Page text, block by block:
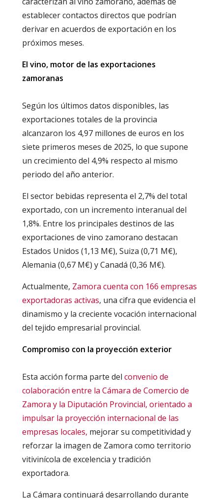
establecer contactos directos que podrían
derivar en acuerdos de exportación en los
próximos meses.
El vino, motor de las exportaciones
zamoranas
Según los últimos datos disponibles, las
exportaciones totales de la provincia
alcanzaron los 4,97 millones de euros en los
siete primeros meses de 2025, lo que supone
un crecimiento del 4,9% respecto al mismo
periodo del año anterior.
El sector bebidas representa el 2,7% del total
exportado, con un incremento interanual del
1,8%. Entre los principales destinos de las
exportaciones de vino zamorano destacan
Estados Unidos (1,13 M€), Suiza (0,71 M€),
Alemania (0,67 M€) y Canadá (0,36 M€).
Actualmente, Zamora cuenta con 166 empresas
exportadoras activas, una cifra que evidencia el
dinamismo y la creciente vocación internacional
del tejido empresarial provincial.
Compromiso con la proyección exterior
Esta acción forma parte del convenio de
colaboración entre la Cámara de Comercio de
Zamora y la Diputación Provincial, orientado a
impulsar la proyección internacional de las
empresas locales, mejorar su competitividad y
reforzar la imagen de Zamora como territorio
vitivinícola de excelencia y tradición
exportadora.
La Cámara continuará desarrollando durante